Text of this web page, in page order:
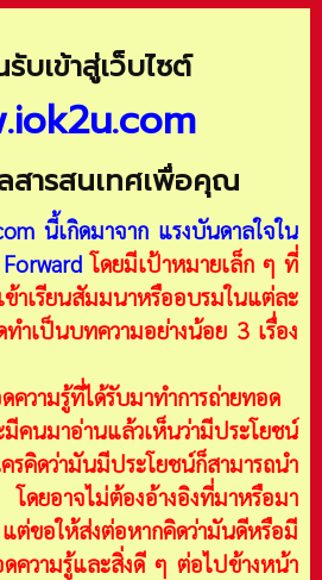
บเข้าสู่เว็บไซต์
สารสนเทศเพื่อคุณ
นี้เกิดมาจาก แรงบันดาลใจใน
โดยมีเป้าหมายเล็ก ๆ ที่
ข้าเรียนสัมมนาหรืออบรมในแต่ละ
ทำเป็นบทความอย่างน้อย 3 เรื่อง
ความรู้ที่ได้รับมาทำการถ่ายทอด
นมาอ่านแล้วเห็นว่ามีประโยชน์
รคิดว่ามันมีประโยชน์ก็สามารถนำ
ดยอาจไม่ต้องอ้างอิงที่มาหรือมา
ห้ส่งต่อหากคิดว่ามันดีหรือมี
ความรู้และสิ่งดี ๆ ต่อไปข้างหน้า